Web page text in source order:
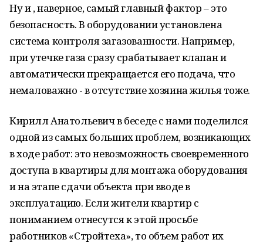
Ну и , наверное, самый главный фактор – это
безопасность. В оборудовании установлена
система контроля загазованности. Например,
при утечке газа сразу срабатывает клапан и
автоматически прекращается его подача, что
немаловажно - в отсутствие хозяина жилья тоже.
Кирилл Анатольевич в беседе с нами поделился
одной из самых больших проблем, возникающих
в ходе работ: это невозможность своевременного
доступа в квартиры для монтажа оборудования
и на этапе сдачи объекта при вводе в
эксплуатацию. Если жители квартир с
пониманием отнесутся к этой просьбе
работников «Стройтеха», то объем работ их